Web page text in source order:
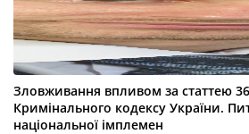
Зловживання впливом за статтею
Кримінального кодексу України.
національної імплемен